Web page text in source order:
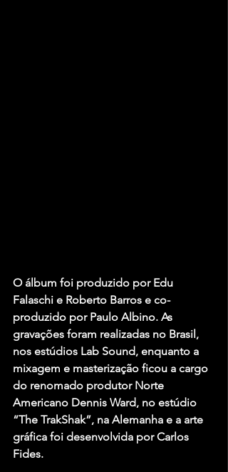
O álbum foi produzido por Edu
Falaschi e Roberto Barros e co-
produzido por Paulo Albino. As
gravações foram realizadas no Brasil,
nos estúdios Lab Sound, enquanto a
mixagem e masterização ficou a cargo
do renomado produtor Norte
Americano Dennis Ward, no estúdio
“The TrakShak”, na Alemanha e a arte
gráfica foi desenvolvida por Carlos
Fides.